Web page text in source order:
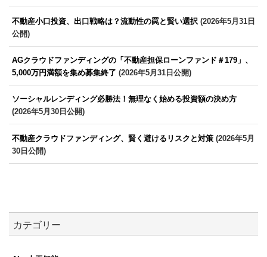
不動産小口投資、出口戦略は？流動性の罠と賢い選択 (2026年5月31日
公開)
AGクラウドファンディングの「不動産担保ローンファンド＃179」、
5,000万円満額を集め募集終了 (2026年5月31日公開)
ソーシャルレンディング必勝法！無理なく始める投資額の決め方
(2026年5月30日公開)
不動産クラウドファンディング、賢く避けるリスクと対策 (2026年5月
30日公開)
カテゴリー